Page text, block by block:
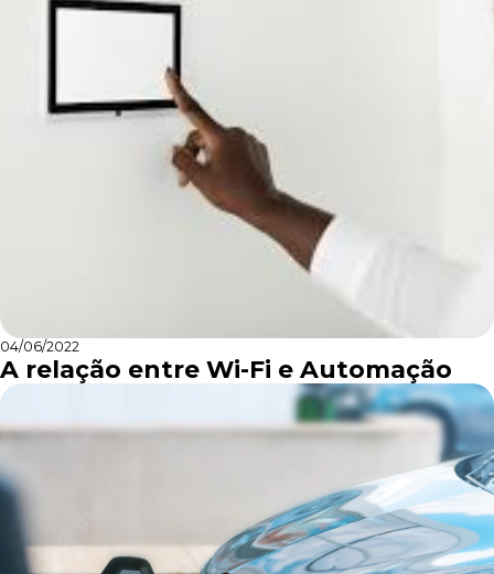
04/06/2022
A relação entre Wi-Fi e Automação